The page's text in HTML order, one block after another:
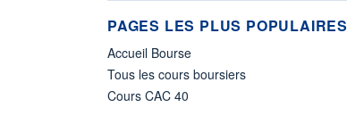
PAGES LES PLUS POPULAIRES
Accueil Bourse
Tous les cours boursiers
Cours CAC 40